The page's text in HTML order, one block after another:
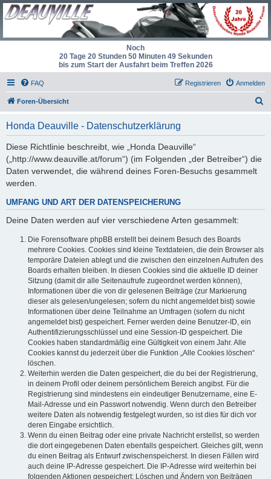
Noch
20 Tage 20 Stunden 50 Minuten 49 Sekunden
bis zum Start der Ausfahrt beim Treffen 2026
FAQ Anmelden
Registrieren
Foren-Übersicht
Honda Deauville - Datenschutzerklärung
Diese Richtlinie beschreibt, wie „Honda Deauville“
(„http://www.deauville.at/forum“) (im Folgenden „der Betreiber“) die
Daten verwendet, die während deines Foren-Besuchs gesammelt
werden.
UMFANG UND ART DER DATENSPEICHERUNG
Deine Daten werden auf vier verschiedene Arten gesammelt:
Die Forensoftware phpBB erstellt bei deinem Besuch des Boards
mehrere Cookies. Cookies sind kleine Textdateien, die dein Browser als
temporäre Dateien ablegt und die zwischen den einzelnen Aufrufen des
Boards erhalten bleiben. In diesen Cookies sind die aktuelle ID deiner
Sitzung (damit dir alle Seitenaufrufe zugeordnet werden können),
Informationen über die von dir gelesenen Beiträge (zur Markierung
dieser als gelesen/ungelesen; sofern du nicht angemeldet bist) sowie
Informationen über deine Teilnahme an Umfragen (sofern du nicht
angemeldet bist) gespeichert. Ferner werden deine Benutzer-ID, ein
Authentifizierungsschlüssel und eine Session-ID gespeichert. Die
Cookies haben standardmäßig eine Gültigkeit von einem Jahr. Alle
Cookies kannst du jederzeit über die Funktion „Alle Cookies löschen“
löschen.
Weiterhin werden die Daten gespeichert, die du bei der Registrierung,
in deinem Profil oder deinem persönlichem Bereich angibst. Für die
Registrierung sind mindestens ein eindeutiger Benutzername, eine E-
Mail-Adresse und ein Passwort notwendig. Wenn durch den Betreiber
weitere Daten als notwendig festgelegt wurden, so ist dies für dich vor
deren Eingabe ersichtlich.
Wenn du einen Beitrag oder eine private Nachricht erstellst, so werden
die dort eingegebenen Daten ebenfalls gespeichert. Gleiches gilt, wenn
du einen Beitrag als Entwurf zwischenspeicherst. In diesen Fällen wird
auch deine IP-Adresse gespeichert. Die IP-Adresse wird weiterhin bei
folgenden Aktionen gespeichert: Löschen und Ändern von Beiträgen